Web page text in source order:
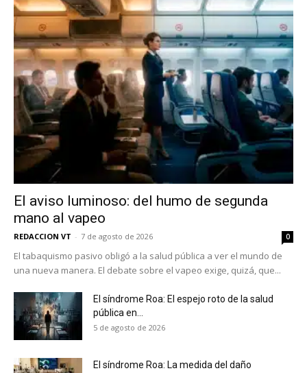
El aviso luminoso: del humo de segunda
mano al vapeo
REDACCION VT - 7 de agosto de 2026 0
El tabaquismo pasivo obligó a la salud pública a ver el mundo de
una nueva manera. El debate sobre el vapeo exige, quizá, que...
El síndrome Roa: El espejo roto de la salud
pública en...
5 de agosto de 2026
El síndrome Roa: La medida del daño